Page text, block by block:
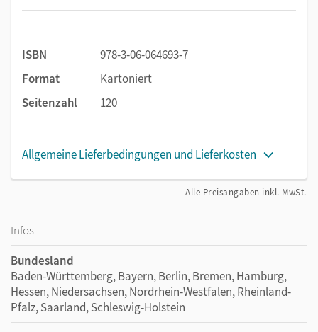
sichern Wort-Bild-Zuordnungen, Rätsel und Merksätze das
ISBN
978-3-06-064693-7
Format
Kartoniert
Seitenzahl
120
Allgemeine Lieferbedingungen und Lieferkosten
Alle Preisangaben inkl. MwSt.
Infos
Bundesland
Baden-Württemberg, Bayern, Berlin, Bremen, Hamburg,
Hessen, Niedersachsen, Nordrhein-Westfalen, Rheinland-
Pfalz, Saarland, Schleswig-Holstein